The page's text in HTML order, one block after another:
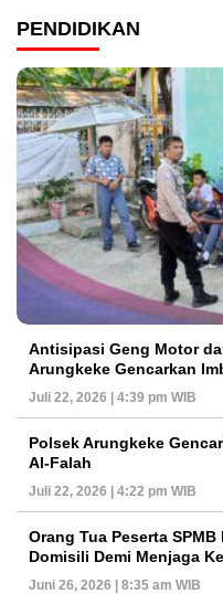
PENDIDIKAN
Antisipasi Geng Motor
Arungkeke Gencarkan
Juli 22, 2026 | 4:39 pm WIB
Polsek Arungkeke
Al-Falah
Juli 22, 2026 | 4:22 pm WIB
Orang Tua Peserta
Domisili Demi Menjaga
Juni 26, 2026 | 8:35 am WIB